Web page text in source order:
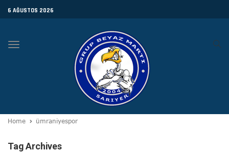
6 AĞUSTOS 2026
Toggle
Home ümraniyespor
Tag Archives